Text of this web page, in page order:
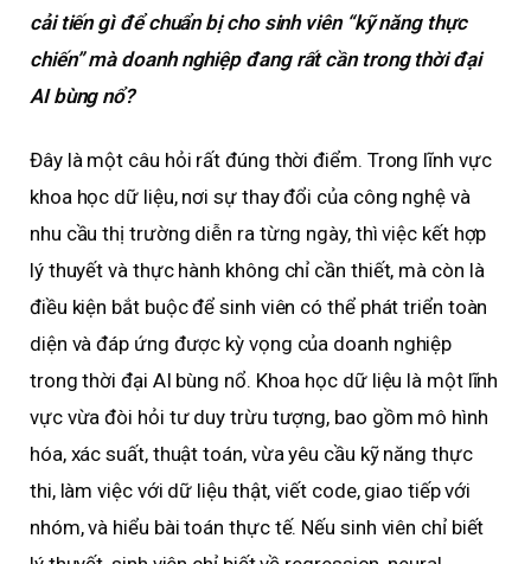
cải tiến gì để chuẩn bị cho sinh viên “kỹ năng thực
chiến” mà doanh nghiệp đang rất cần trong thời đại
AI bùng nổ?
Đây là một câu hỏi rất đúng thời điểm. Trong lĩnh vực
khoa học dữ liệu, nơi sự thay đổi của công nghệ và
nhu cầu thị trường diễn ra từng ngày, thì việc kết hợp
lý thuyết và thực hành không chỉ cần thiết, mà còn là
điều kiện bắt buộc để sinh viên có thể phát triển toàn
diện và đáp ứng được kỳ vọng của doanh nghiệp
trong thời đại AI bùng nổ. Khoa học dữ liệu là một lĩnh
vực vừa đòi hỏi tư duy trừu tượng, bao gồm mô hình
hóa, xác suất, thuật toán, vừa yêu cầu kỹ năng thực
thi, làm việc với dữ liệu thật, viết code, giao tiếp với
nhóm, và hiểu bài toán thực tế. Nếu sinh viên chỉ biết